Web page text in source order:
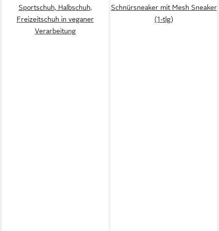
Sportschuh, Halbschuh,
Freizeitschuh in veganer
Verarbeitung
Schnürsneaker mit Mesh Sneaker
(1-tlg)